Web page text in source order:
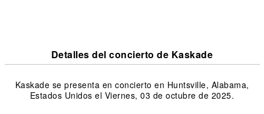
Detalles del concierto de Kaskade
Kaskade se presenta en concierto en Huntsville, Alabama,
Estados Unidos el Viernes, 03 de octubre de 2025.